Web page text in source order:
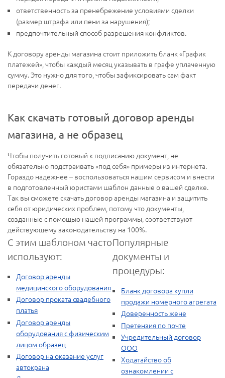
ответственность за пренебрежение условиями сделки
(размер штрафа или пени за нарушения);
предпочтительный способ разрешения конфликтов.
К договору аренды магазина стоит приложить бланк «График
платежей», чтобы каждый месяц указывать в графе уплаченную
сумму. Это нужно для того, чтобы зафиксировать сам факт
передачи денег.
Как скачать готовый договор аренды
магазина, а не образец
Чтобы получить готовый к подписанию документ, не
обязательно подстраивать «под себя» примеры из интернета.
Гораздо надежнее – воспользоваться нашим сервисом и внести
в подготовленный юристами шаблон данные о вашей сделке.
Так вы сможете скачать договор аренды магазина и защитить
себя от юридических проблем, потому что документы,
созданные с помощью нашей программы, соответствуют
действующему законодательству на 100%.
С этим шаблоном часто
используют:
Договор аренды
медицинского оборудования
Договор проката свадебного
платья
Договор аренды
оборудования с физическим
лицом образец
Договор на оказание услуг
автокрана
Популярные
документы и
процедуры:
Бланк договора купли
продажи номерного агрегата
Доверенность жене
Претензия по почте
Учредительный договор
ООО
Ходатайство об
ознакомлении с